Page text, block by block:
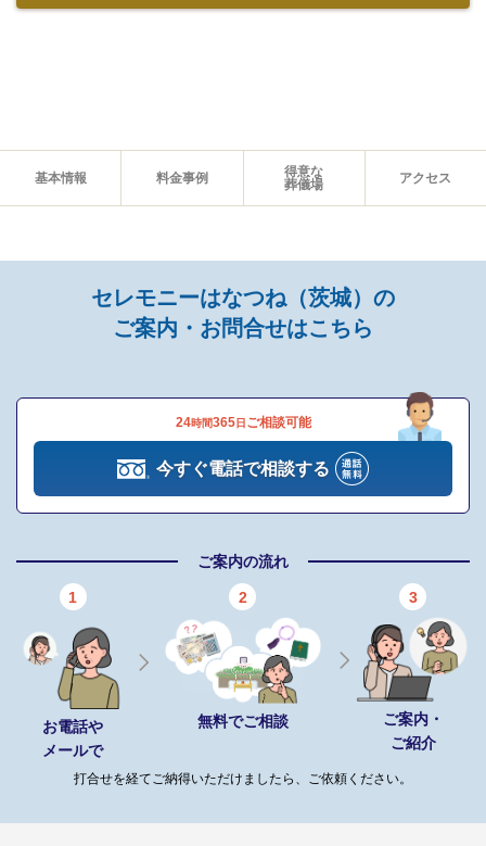
ご希望やご予算に合わせた適正価格を見積るためには、人数・場
搬送
骨壺
※セットプランに含まれない内容、飲食接待費（料理、飲物、返
礼品、式場料、火葬場関係費、宗教者費用など）諸条件により変
動する費用は、人数と内容に応じて別料金がかかります。
所（式場、火葬場）・宗教形式などを葬儀社と擦り合わせること
が必須ですので、遠慮なくお電話でお問合せください。
家族葬プラン（297,000円〜）（税込）
プランに含まれるもの
搬送
基本情報 料金事例
得意な
葬儀場
アクセス
セレモニーはなつね（茨城）の
ご案内・お問合せはこちら
24時間365日 ご相談可能
今すぐ電話で相談する
ご案内の流れ
1
お電話や
メールで
2
無料でご相談
3
ご案内・
ご紹介
打合せを経てご納得いただけましたら、ご依頼ください。